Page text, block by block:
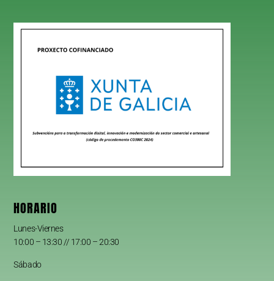
HORARIO
Lunes-Viernes
10:00 – 13:30 // 17:00 – 20:30
Sábado